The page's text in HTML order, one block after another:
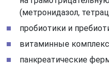
(метронидазол,
пробиотики и
витаминные
панкреатические